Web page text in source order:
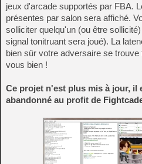
jeux d'arcade supportés par FBA.
présentes par salon sera affiché.
solliciter quelqu'un (ou être
signal tonitruant sera joué). La
bien sûr votre adversaire se
vous bien !
Ce projet n'est plus mis à jour, il
abandonné au profit de